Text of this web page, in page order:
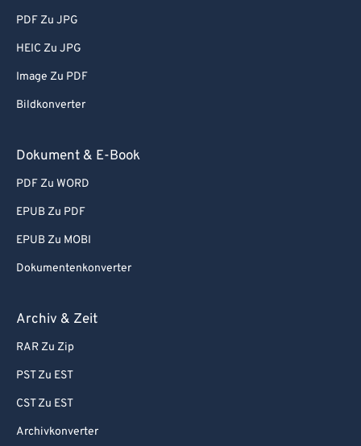
PDF Zu JPG
HEIC Zu JPG
Image Zu PDF
Bildkonverter
Dokument & E-Book
PDF Zu WORD
EPUB Zu PDF
EPUB Zu MOBI
Dokumentenkonverter
Archiv & Zeit
RAR Zu Zip
PST Zu EST
CST Zu EST
Archivkonverter